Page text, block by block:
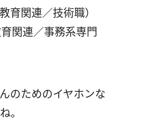
育関連／技術職）
関連／事務系専門
のためのイヤホンな
。